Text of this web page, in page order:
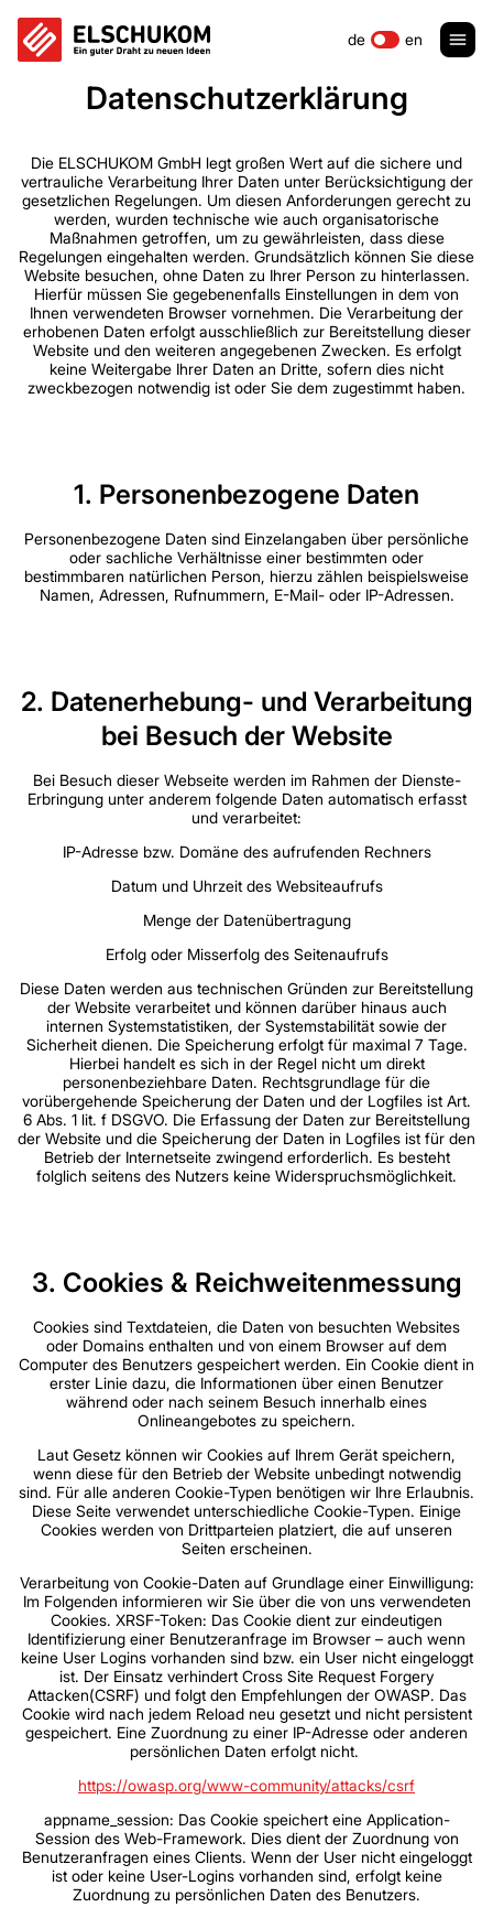
de en
Datenschutzerklärung
Die ELSCHUKOM GmbH legt großen Wert auf die sichere und
vertrauliche Verarbeitung Ihrer Daten unter Berücksichtigung der
gesetzlichen Regelungen. Um diesen Anforderungen gerecht zu
werden, wurden technische wie auch organisatorische
Maßnahmen getroffen, um zu gewährleisten, dass diese
Regelungen eingehalten werden. Grundsätzlich können Sie diese
Website besuchen, ohne Daten zu Ihrer Person zu hinterlassen.
Hierfür müssen Sie gegebenenfalls Einstellungen in dem von
Ihnen verwendeten Browser vornehmen. Die Verarbeitung der
erhobenen Daten erfolgt ausschließlich zur Bereitstellung dieser
Website und den weiteren angegebenen Zwecken. Es erfolgt
keine Weitergabe Ihrer Daten an Dritte, sofern dies nicht
zweckbezogen notwendig ist oder Sie dem zugestimmt haben.
1. Personenbezogene Daten
Personenbezogene Daten sind Einzelangaben über persönliche
oder sachliche Verhältnisse einer bestimmten oder
bestimmbaren natürlichen Person, hierzu zählen beispielsweise
Namen, Adressen, Rufnummern, E-Mail- oder IP-Adressen.
2. Datenerhebung- und Verarbeitung
bei Besuch der Website
Bei Besuch dieser Webseite werden im Rahmen der Dienste-
Erbringung unter anderem folgende Daten automatisch erfasst
und verarbeitet:
IP-Adresse bzw. Domäne des aufrufenden Rechners
Datum und Uhrzeit des Websiteaufrufs
Menge der Datenübertragung
Erfolg oder Misserfolg des Seitenaufrufs
Diese Daten werden aus technischen Gründen zur Bereitstellung
der Website verarbeitet und können darüber hinaus auch
internen Systemstatistiken, der Systemstabilität sowie der
Sicherheit dienen. Die Speicherung erfolgt für maximal 7 Tage.
Hierbei handelt es sich in der Regel nicht um direkt
personenbeziehbare Daten. Rechtsgrundlage für die
vorübergehende Speicherung der Daten und der Logfiles ist Art.
6 Abs. 1 lit. f DSGVO. Die Erfassung der Daten zur Bereitstellung
der Website und die Speicherung der Daten in Logfiles ist für den
Betrieb der Internetseite zwingend erforderlich. Es besteht
folglich seitens des Nutzers keine Widerspruchsmöglichkeit.
3. Cookies & Reichweitenmessung
Cookies sind Textdateien, die Daten von besuchten Websites
oder Domains enthalten und von einem Browser auf dem
Computer des Benutzers gespeichert werden. Ein Cookie dient in
erster Linie dazu, die Informationen über einen Benutzer
während oder nach seinem Besuch innerhalb eines
Onlineangebotes zu speichern.
Laut Gesetz können wir Cookies auf Ihrem Gerät speichern,
wenn diese für den Betrieb der Website unbedingt notwendig
sind. Für alle anderen Cookie-Typen benötigen wir Ihre Erlaubnis.
Diese Seite verwendet unterschiedliche Cookie-Typen. Einige
Cookies werden von Drittparteien platziert, die auf unseren
Seiten erscheinen.
Verarbeitung von Cookie-Daten auf Grundlage einer Einwilligung:
Im Folgenden informieren wir Sie über die von uns verwendeten
Cookies. XRSF-Token: Das Cookie dient zur eindeutigen
Identifizierung einer Benutzeranfrage im Browser – auch wenn
keine User Logins vorhanden sind bzw. ein User nicht eingeloggt
ist. Der Einsatz verhindert Cross Site Request Forgery
Attacken(CSRF) und folgt den Empfehlungen der OWASP. Das
Cookie wird nach jedem Reload neu gesetzt und nicht persistent
gespeichert. Eine Zuordnung zu einer IP-Adresse oder anderen
persönlichen Daten erfolgt nicht.
https://owasp.org/www-community/attacks/csrf
appname_session: Das Cookie speichert eine Application-
Session des Web-Framework. Dies dient der Zuordnung von
Benutzeranfragen eines Clients. Wenn der User nicht eingeloggt
ist oder keine User-Logins vorhanden sind, erfolgt keine
Zuordnung zu persönlichen Daten des Benutzers.